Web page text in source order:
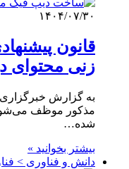
۱۴۰۴/۰۷/۳۰
قانون
زنی محتوای
به گزارش
مذکور موظف می‌شوند
شده…
بیشتر بخوانید »
دانش و فناوری >